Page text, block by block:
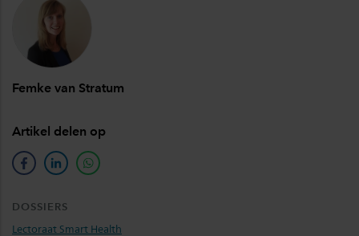
Femke van Stratum
Artikel delen op
facebooklinkedinwhatsapp
DOSSIERS
Lectoraat Smart Health